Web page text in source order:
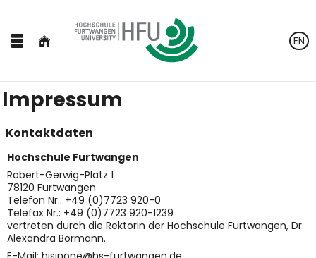
EN
Impressum
Kontaktdaten
Hochschule Furtwangen
Robert-Gerwig-Platz 1
78120 Furtwangen
Telefon Nr.: +49 (0)7723 920-0
Telefax Nr.: +49 (0)7723 920-1239
vertreten durch die Rektorin der Hochschule Furtwangen, Dr.
Alexandra Bormann.